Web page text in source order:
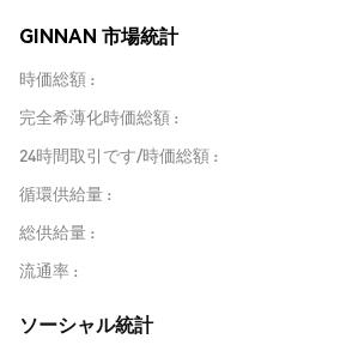
GINNAN 市場統計
時価総額
完全希薄化時価総額
24時間取引です/時価総額
循環供給量
総供給量
流通率
ソーシャル統計